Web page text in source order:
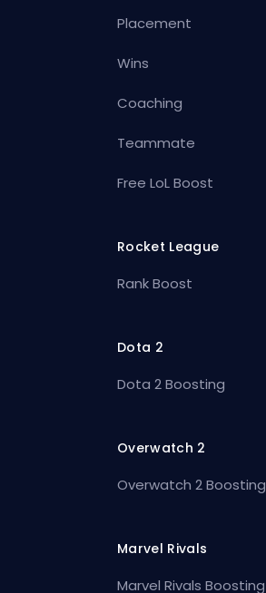
Placement
Wins
Coaching
Teammate
Free LoL Boost
Rocket League
Rank Boost
Dota 2
Dota 2 Boosting
Overwatch 2
Overwatch 2 Boosting
Marvel Rivals
Marvel Rivals Boosting